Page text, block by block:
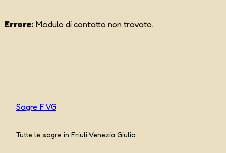
Errore: Modulo di contatto non trovato.
Sagre FVG
Tutte le sagre in Friuli Venezia Giulia.